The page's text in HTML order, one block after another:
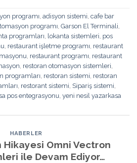
programı, adisyon sistemi, cafe bar
programı, Garson El Terminali,
programları, lokanta sistemleri, pos
, restaurant işletme programı, restaurant
, restaurant programı, restaurant
, restoran otomasyon sistemleri,
programları, restoran sistemi, restoran
, restorant sistemi, Sipariş sistemi,
pos entegrasyonu, yeni nesil yazarkasa
HABERLER
Hikayesi Omni Vectron
ile Devam Ediyor…